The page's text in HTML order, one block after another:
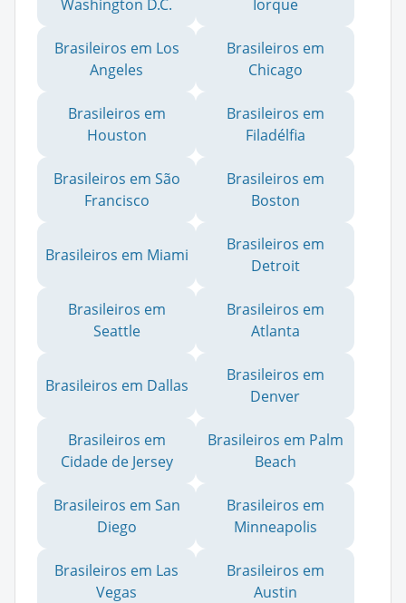
Washington D.C.
Iorque
Brasileiros em Los
Angeles
Brasileiros em
Chicago
Brasileiros em
Houston
Brasileiros em
Filadélfia
Brasileiros em São
Francisco
Brasileiros em
Boston
Brasileiros em Miami
Brasileiros em
Detroit
Brasileiros em
Seattle
Brasileiros em
Atlanta
Brasileiros em Dallas
Brasileiros em
Denver
Brasileiros em
Cidade de Jersey
Brasileiros em Palm
Beach
Brasileiros em San
Diego
Brasileiros em
Minneapolis
Brasileiros em Las
Vegas
Brasileiros em
Austin